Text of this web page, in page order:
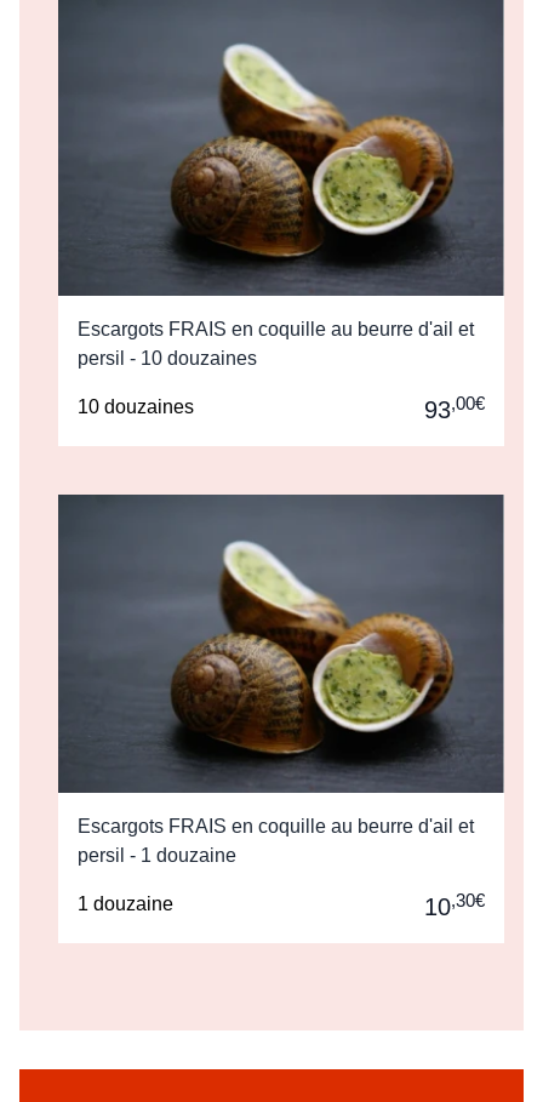
Escargots FRAIS en coquille au beurre d'ail et
persil - 10 douzaines
10 douzaines 93,00€
Escargots FRAIS en coquille au beurre d'ail et
persil - 1 douzaine
1 douzaine 10,30€